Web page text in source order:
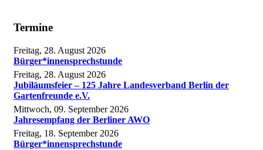
Termine
Freitag, 28. August 2026
Bürger*innensprechstunde
Freitag, 28. August 2026
Jubiläumsfeier – 125 Jahre Landesverband Berlin der
Gartenfreunde e.V.
Mittwoch, 09. September 2026
Jahresempfang der Berliner AWO
Freitag, 18. September 2026
Bürger*innensprechstunde